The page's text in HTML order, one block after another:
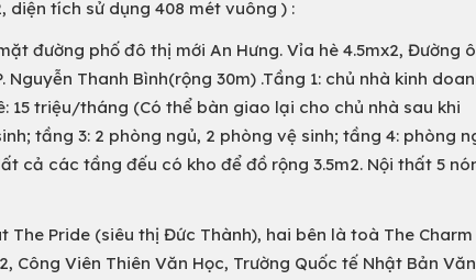
diện tích sử dụng 408 mét vuông ) :
đường phố đô thị mới An Hưng. Vỉa hè 4.5mx2, Đường
Thanh Bình(rộng 30m) .Tầng 1: chủ nhà kinh
triệu/tháng (Có thể bàn giao lại cho chủ nhà sau khi
tầng 3: 2 phòng ngủ, 2 phòng vệ sinh; tầng 4: phòng
cả các tầng đếu có kho để đồ rộng 3.5m2. Nội thất 5
The Pride (siêu thị Đức Thành), hai bên là toà The Charm
Công Viên Thiên Văn Học, Trường Quốc tế Nhật Bản Văn